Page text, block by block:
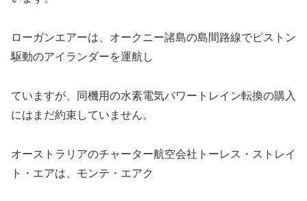
ローガンエアーは、オークニー諸島の島間路線でピストン
駆動のアイランダーを運航し
ていますが、同機用の水素電気パワートレイン転換の購入
にはまだ約束していません。
オーストラリアのチャーター航空会社トーレス・ストレイ
ト・エアは、モンテ・エアク